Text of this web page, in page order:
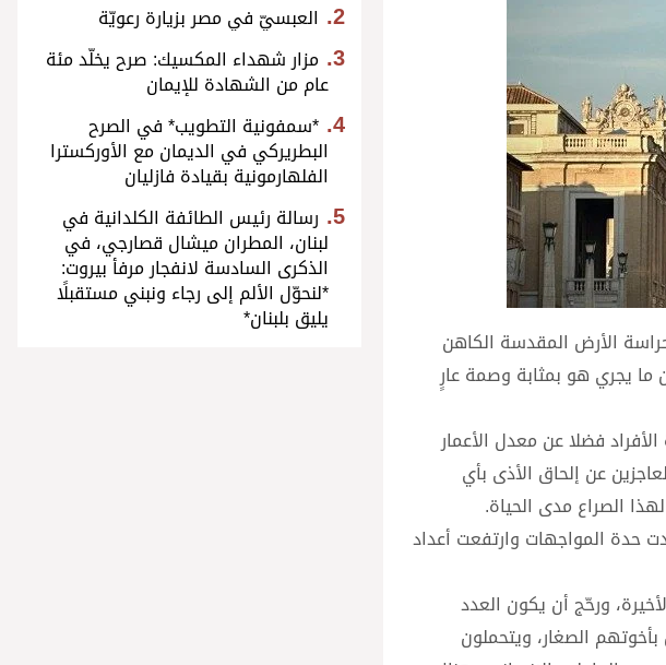
الأرض المقدسة الكاهن
ما يجري هو بمثابة وصمة عارٍ
فضلا عن معدل الأعمار
عن إلحاق الأذى بأي
الصراع مدى الحياة.
حدة المواجهات وارتفعت أعداد
ورحّج أن يكون العدد
الصغار، ويتحملون
العبسيّ في مصر بزيارة رعويّة
مزار شهداء المكسيك: صرح يخلّد مئة
عام من الشهادة للإيمان
*سمفونية التطويب* في الصرح
البطريركي في الديمان مع الأوركسترا
الفلهارمونية بقيادة فازليان
رسالة رئيس الطائفة الكلدانية في
لبنان، المطران ميشال قصارجي، في
الذكرى السادسة لانفجار مرفأ بيروت:
*لنحوّل الألم إلى رجاء ونبني مستقبلًا
يليق بلبنان*